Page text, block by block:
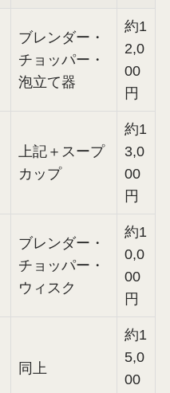
ブレンダー・
チョッパー・
泡立て器
約1
2,0
00
円
上記＋スープ
カップ
約1
3,0
00
円
ブレンダー・
チョッパー・
ウィスク
約1
0,0
00
円
同上
約1
5,0
00